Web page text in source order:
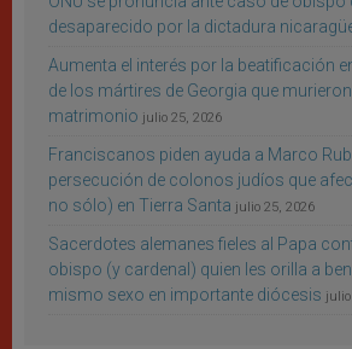
desaparecido por la dictadura
Aumenta el interés por la beatificación
de los mártires de Georgia que
matrimonio julio 25, 2026
Franciscanos piden ayuda a Marco
persecución de colonos judíos que
no sólo) en Tierra Santa julio 25, 2026
Sacerdotes alemanes fieles al Papa
obispo (y cardenal) quien les orilla a
mismo sexo en importante diócesis